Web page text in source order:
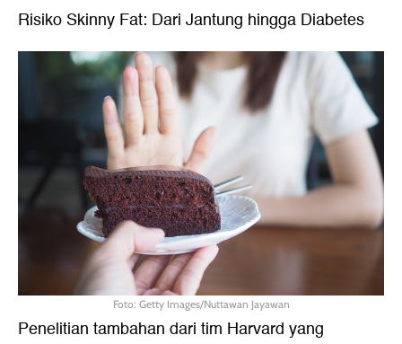
Risiko Skinny Fat: Dari Jantung hingga Diabetes
Foto: Getty Images/Nuttawan Jayawan
Penelitian tambahan dari tim Harvard yang